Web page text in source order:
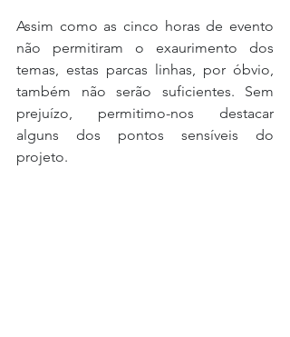
Assim como as cinco horas de evento
não permitiram o exaurimento dos
temas, estas parcas linhas, por óbvio,
também não serão suficientes. Sem
prejuízo, permitimo-nos destacar
alguns dos pontos sensíveis do
projeto.